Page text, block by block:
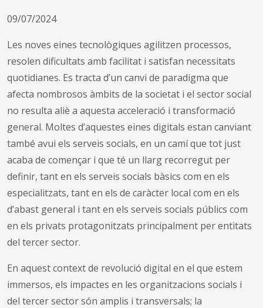
09/07/2024
Les noves eines tecnològiques agilitzen processos,
resolen dificultats amb facilitat i satisfan necessitats
quotidianes. Es tracta d’un canvi de paradigma que
afecta nombrosos àmbits de la societat i el sector social
no resulta aliè a aquesta acceleració i transformació
general. Moltes d’aquestes eines digitals estan canviant
també avui els serveis socials, en un camí que tot just
acaba de començar i que té un llarg recorregut per
definir, tant en els serveis socials bàsics com en els
especialitzats, tant en els de caràcter local com en els
d’abast general i tant en els serveis socials públics com
en els privats protagonitzats principalment per entitats
del tercer sector.
En aquest context de revolució digital en el que estem
immersos, els impactes en les organitzacions socials i
del tercer sector són amplis i transversals; la